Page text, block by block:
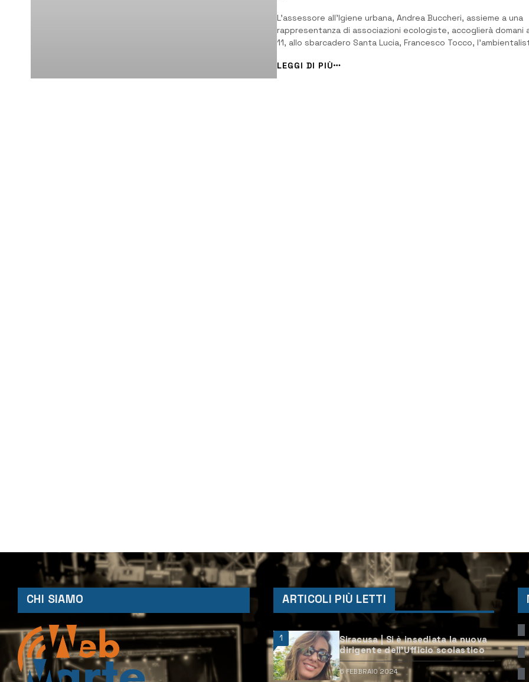
L’assessore all’Igiene urbana, Andrea Buccheri, assieme a una
rappresentanza di associazioni ecologiste, accoglierà domani
11, allo sbarcadero Santa Lucia, Francesco Tocco,
raccogliendo tutti i rifiuti che incontra. [/] “CiccioKayak”, come ...
LEGGI DI PIÙ
CHI SIAMO ARTICOLI PIÙ LETTI
1
Siracusa | Si è insediata la nuova
dirigente dell’Ufficio scolastico
6 FEBBRAIO 2024